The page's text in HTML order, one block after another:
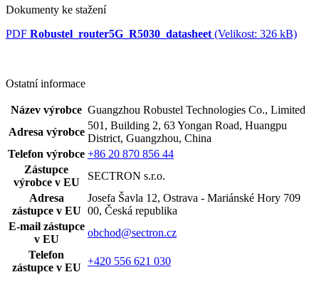
Dokumenty ke stažení
PDF Robustel_router5G_R5030_datasheet (Velikost: 326 kB)
Ostatní informace
Název výrobce Guangzhou Robustel Technologies Co., Limited
Adresa výrobce
501, Building 2, 63 Yongan Road, Huangpu
District, Guangzhou, China
Telefon výrobce +86 20 870 856 44
Zástupce
výrobce v EU
SECTRON s.r.o.
Adresa
zástupce v EU
Josefa Šavla 12, Ostrava - Mariánské Hory 709
00, Česká republika
E-mail zástupce
v EU
obchod@sectron.cz
Telefon
zástupce v EU
+420 556 621 030